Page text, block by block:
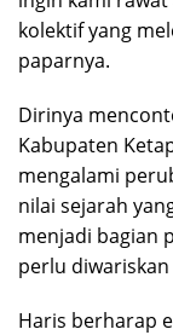
kolektif yang
paparnya.
Dirinya
Kabupaten
mengalami
nilai sejarah
menjadi bagian
perlu
Haris berharap